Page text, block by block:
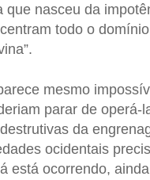
que nasceu da
todo o
mesmo
parar de
da
ocidentais
está ocorrendo,